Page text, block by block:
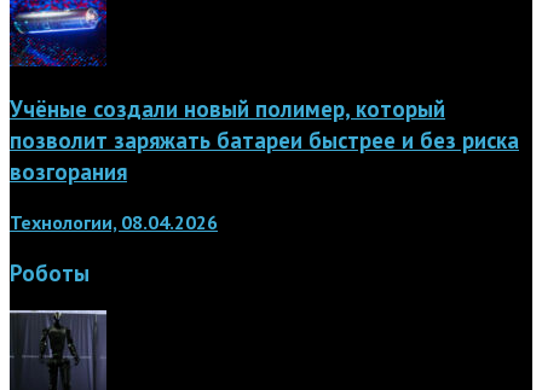
Учёные создали новый полимер, который
позволит заряжать батареи быстрее и без риска
возгорания
Технологии, 08.04.2026
Роботы